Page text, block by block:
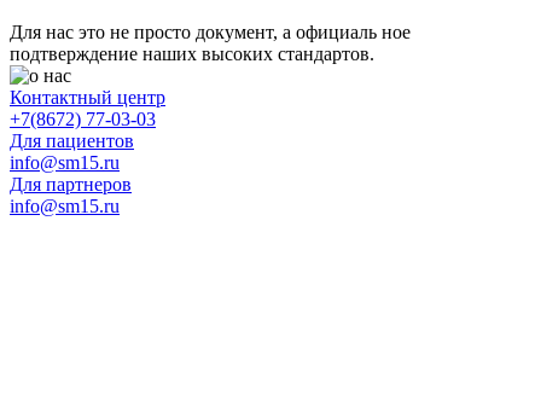
Для нас это не просто документ, а официаль ное
подтверждение наших высоких стандартов.
Контактный центр
+7(8672) 77-03-03
Для пациентов
info@sm15.ru
Для партнеров
info@sm15.ru